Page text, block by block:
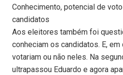
Conhecimento, potencial de
candidatos
Aos eleitores também foi
conheciam os candidatos. E, em
votariam ou não neles. Na
ultrapassou Eduardo e agora